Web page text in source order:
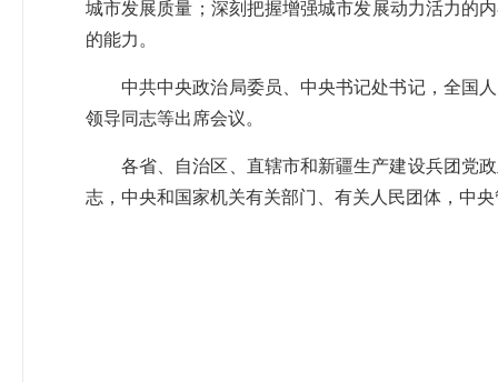
城市发展质量；深刻把握增强城市发展动力活力的
的能力。
中共中央政治局委员、中央书记处书记，全国
领导同志等出席会议。
各省、自治区、直辖市和新疆生产建设兵团党
志，中央和国家机关有关部门、有关人民团体，中